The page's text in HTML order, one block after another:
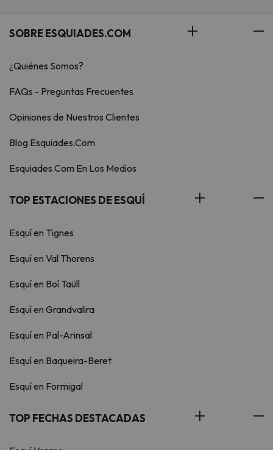
SOBRE ESQUIADES.COM
¿Quiénes Somos?
FAQs - Preguntas Frecuentes
Opiniones de Nuestros Clientes
Blog Esquiades.Com
Esquiades.Com En Los Medios
TOP ESTACIONES DE ESQUÍ
Esquí en Tignes
Esquí en Val Thorens
Esquí en Boí Taüll
Esquí en Grandvalira
Esquí en Pal-Arinsal
Esquí en Baqueira-Beret
Esquí en Formigal
TOP FECHAS DESTACADAS